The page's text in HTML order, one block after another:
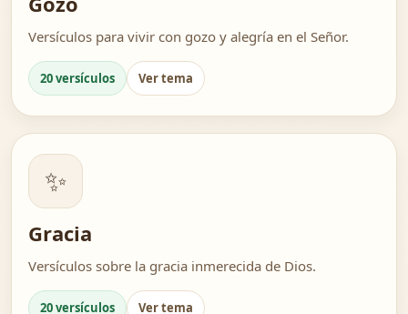
Versículos para vivir con gozo y alegría en el Señor.
20 versículos Ver tema
✨
Gracia
Versículos sobre la gracia inmerecida de Dios.
20 versículos Ver tema